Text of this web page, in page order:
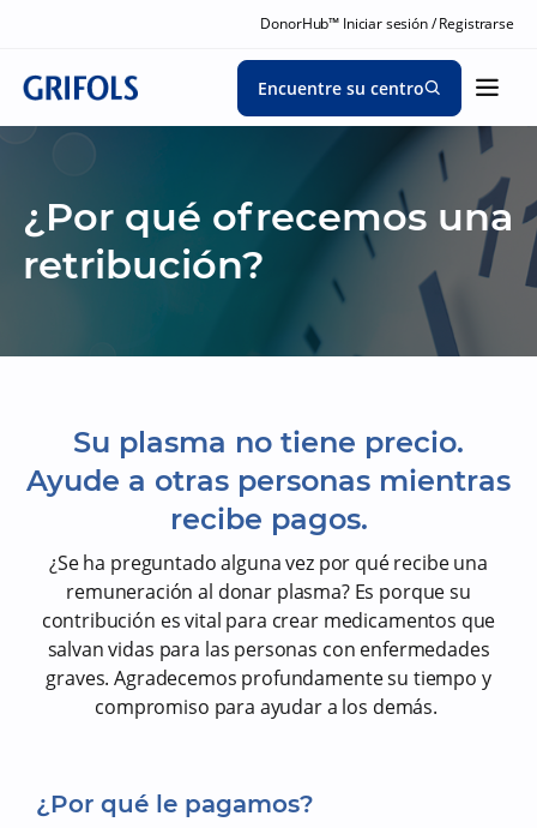
DonorHub™ Iniciar sesión / Registrarse
Encuentre su centro
¿Por qué ofrecemos una
retribución?
Su plasma no tiene precio.
Ayude a otras personas mientras
recibe pagos.
¿Se ha preguntado alguna vez por qué recibe una
remuneración al donar plasma? Es porque su
contribución es vital para crear medicamentos que
salvan vidas para las personas con enfermedades
graves. Agradecemos profundamente su tiempo y
compromiso para ayudar a los demás.
¿Por qué le pagamos?